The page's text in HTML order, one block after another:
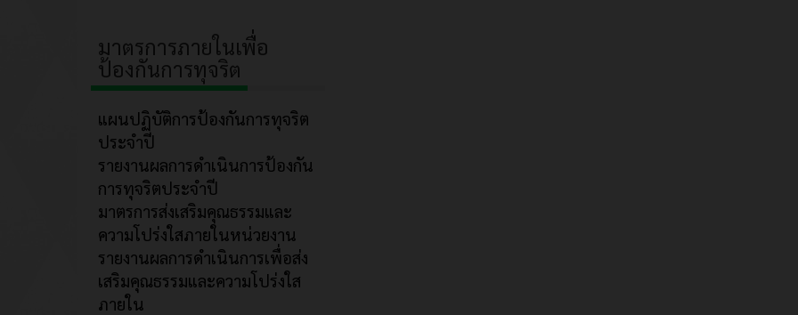
มาตรการภายในเพื่อ
ป้องกันการทุจริต
แผนปฏิบัติการป้องกันการทุจริต
ประจำปี
รายงานผลการดำเนินการป้องกัน
การทุจริตประจำปี
มาตรการส่งเสริมคุณธรรมและ
ความโปร่งใสภายในหน่วยงาน
รายงานผลการดำเนินการเพื่อส่ง
เสริมคุณธรรมและความโปร่งใส
ภายใน